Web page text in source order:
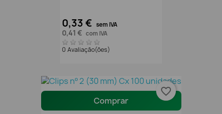
0,33 € sem IVA
0,41 € com IVA
0 Avaliação(ões)
Comprar
favorite_border